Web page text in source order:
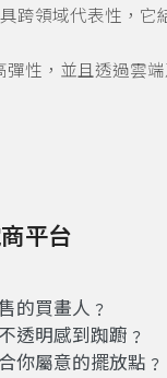
跨領域代表性，
性，並且透過雲
平台
的買畫人 ﹖
透明感到踟躕 ﹖
你屬意的擺放點 ﹖